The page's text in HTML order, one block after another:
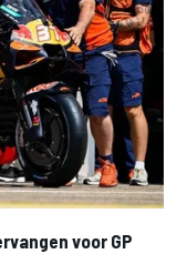
voor GP